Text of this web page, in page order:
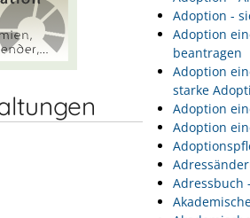
Adoption -
Adoption
beantragen
Adoption
starke
Adoption
Adoption
Adressbuch